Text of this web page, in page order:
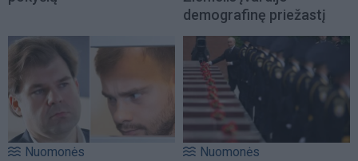
demografinę priežastį
Nuomonės Nuomonės